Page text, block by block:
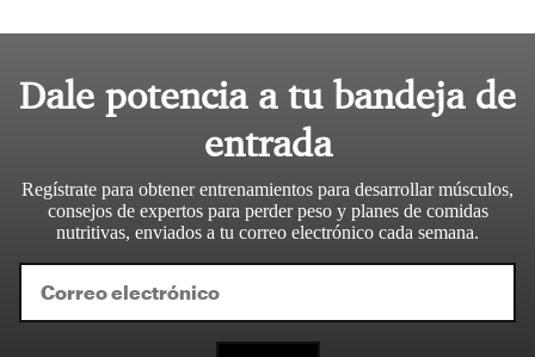
Dale potencia a tu bandeja de
entrada
Regístrate para obtener entrenamientos para desarrollar músculos,
consejos de expertos para perder peso y planes de comidas
nutritivas, enviados a tu correo electrónico cada semana.